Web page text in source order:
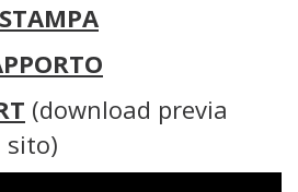
(download previa
sito)